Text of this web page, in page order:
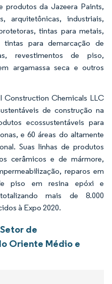
produtos da Jazeera Paints,
arquitetônicas, industriais,
tintas para metais,
para demarcação de
revestimentos de piso,
argamassa seca e outros
Construction Chemicals LLC
de construção na
ecossustentáveis para
e 60 áreas do altamente
Suas linhas de produtos
cerâmicos e de mármore,
reparos em
piso em resina epóxi e
mais de 8.000
à Expo 2020.
de
Oriente Médio e